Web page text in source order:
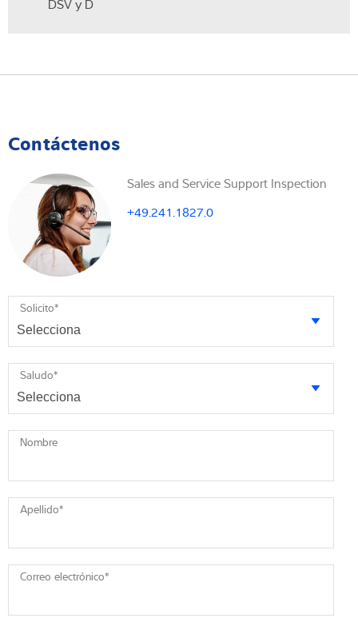
DSV y D
Contáctenos
Sales and Service Support Inspection
+49.241.1827.0
Solicito*
Saludo*
Nombre
Apellido*
Correo electrónico*